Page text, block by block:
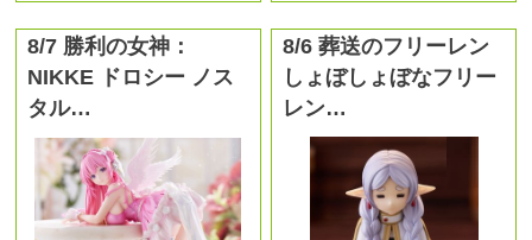
8/7 勝利の女神：
NIKKE ドロシー ノス
タル…
8/6 葬送のフリーレン
しょぼしょぼなフリー
レン…